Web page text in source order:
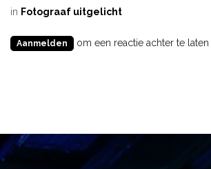
in Fotograaf uitgelicht
Aanmelden om een reactie achter te laten